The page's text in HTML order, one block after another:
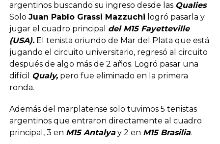
argentinos buscando su ingreso desde las Qualies.
Solo Juan Pablo Grassi Mazzuchi logró pasarla y
jugar el cuadro principal del M15 Fayetteville
(USA).El tenista oriundo de Mar del Plata que está
jugando el circuito universitario, regresó al circuito
después de algo más de 2 años. Logró pasar una
difícil Qualy,pero fue eliminado en la primera
ronda.
Además del marplatense solo tuvimos 5 tenistas
argentinos que entraron directamente al cuadro
principal, 3 en M15 Antalyay 2 en M15 Brasilia.